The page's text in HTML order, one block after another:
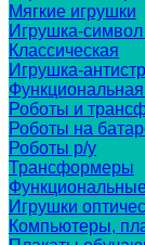
Мягкие игрушки
Игрушка-
Классическая
Игрушка-
Роботы и
Роботы на
Роботы р/у
Трансформеры
Игрушки
Компьютеры,